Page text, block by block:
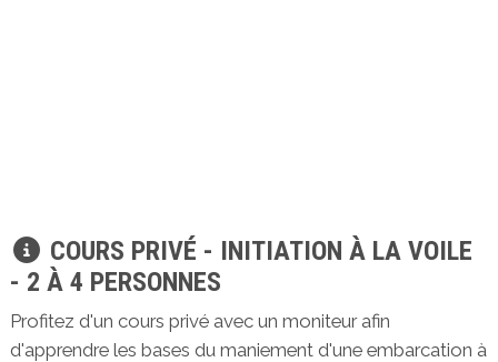
COURS PRIVÉ - INITIATION À LA VOILE
- 2 À 4 PERSONNES
Profitez d'un cours privé avec un moniteur afin
d'apprendre les bases du maniement d'une embarcation à